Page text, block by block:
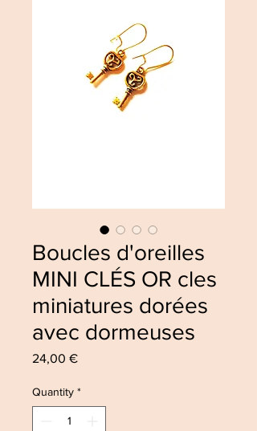
Boucles d'oreilles
MINI CLÉS OR cles
miniatures dorées
avec dormeuses
24,00 €Price
Quantity *